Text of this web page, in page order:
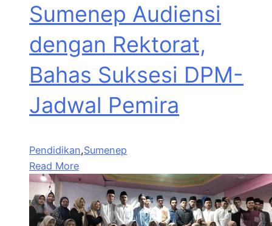
Sumenep Audiensi
dengan Rektorat,
Bahas Suksesi DPM-
Jadwal Pemira
Pendidikan,Sumenep
Read More